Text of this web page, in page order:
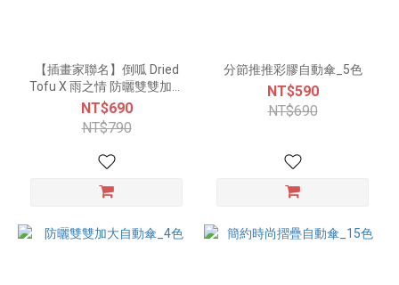
【插畫家聯名】倒呱 Dried
Tofu X 雨之情 防曬雙雙加大
自動傘_4色
NT$690
NT$790
分節推推彩膠自動傘_5色
NT$590
NT$690